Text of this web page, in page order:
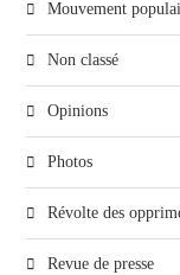
Mouvement
Non classé
Opinions
Photos
Révolte des
Revue de presse